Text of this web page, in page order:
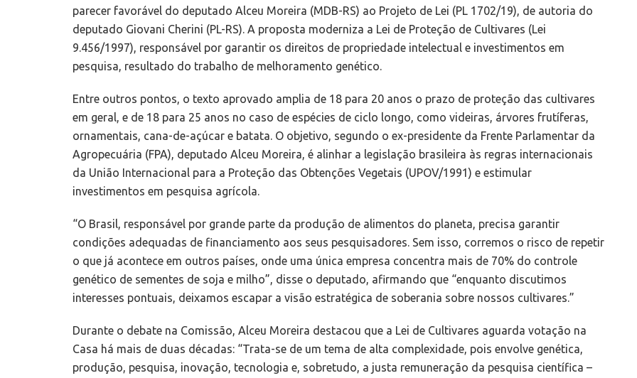
parecer favorável do deputado Alceu Moreira (MDB-RS) ao Projeto de Lei (PL 1702/19), de autoria do
deputado Giovani Cherini (PL-RS). A proposta moderniza a Lei de Proteção de Cultivares (Lei
9.456/1997), responsável por garantir os direitos de propriedade intelectual e investimentos em
pesquisa, resultado do trabalho de melhoramento genético.
Entre outros pontos, o texto aprovado amplia de 18 para 20 anos o prazo de proteção das cultivares
em geral, e de 18 para 25 anos no caso de espécies de ciclo longo, como videiras, árvores frutíferas,
ornamentais, cana-de-açúcar e batata. O objetivo, segundo o ex-presidente da Frente Parlamentar da
Agropecuária (FPA), deputado Alceu Moreira, é alinhar a legislação brasileira às regras internacionais
da União Internacional para a Proteção das Obtenções Vegetais (UPOV/1991) e estimular
investimentos em pesquisa agrícola.
“O Brasil, responsável por grande parte da produção de alimentos do planeta, precisa garantir
condições adequadas de financiamento aos seus pesquisadores. Sem isso, corremos o risco de repetir
o que já acontece em outros países, onde uma única empresa concentra mais de 70% do controle
genético de sementes de soja e milho”, disse o deputado, afirmando que “enquanto discutimos
interesses pontuais, deixamos escapar a visão estratégica de soberania sobre nossos cultivares.”
Durante o debate na Comissão, Alceu Moreira destacou que a Lei de Cultivares aguarda votação na
Casa há mais de duas décadas: “Trata-se de um tema de alta complexidade, pois envolve genética,
produção, pesquisa, inovação, tecnologia e, sobretudo, a justa remuneração da pesquisa científica –